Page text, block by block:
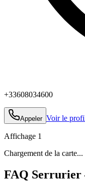
+33608034600
Appeler Voir le
Affichage 1
Chargement de la carte...
FAQ Serrurier